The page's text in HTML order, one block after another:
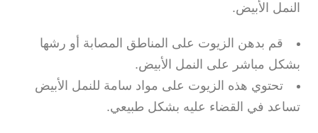
النمل الأبيض.
قم بدهن الزيوت على المناطق المصابة أو رشها
بشكل مباشر على النمل الأبيض.
تحتوي هذه الزيوت على مواد سامة للنمل الأبيض
تساعد في القضاء عليه بشكل طبيعي.